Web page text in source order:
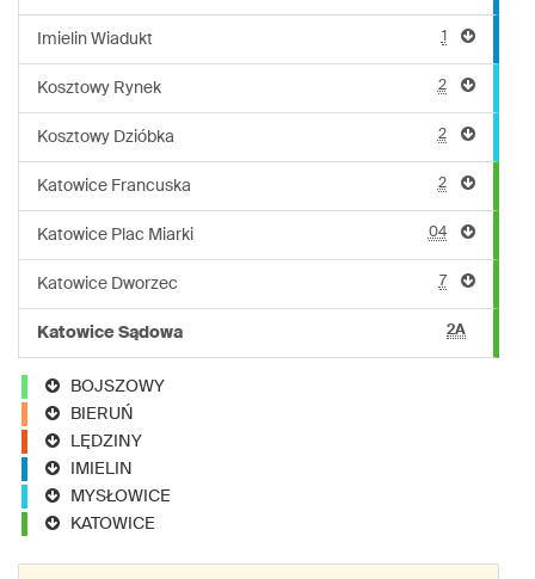
Imielin Wiadukt 1
Kosztowy Rynek 2
Kosztowy Dzióbka 2
Katowice Francuska 2
Katowice Plac Miarki 04
Katowice Dworzec 7
Katowice Sądowa 2A
BOJSZOWY
BIERUŃ
LĘDZINY
IMIELIN
MYSŁOWICE
KATOWICE